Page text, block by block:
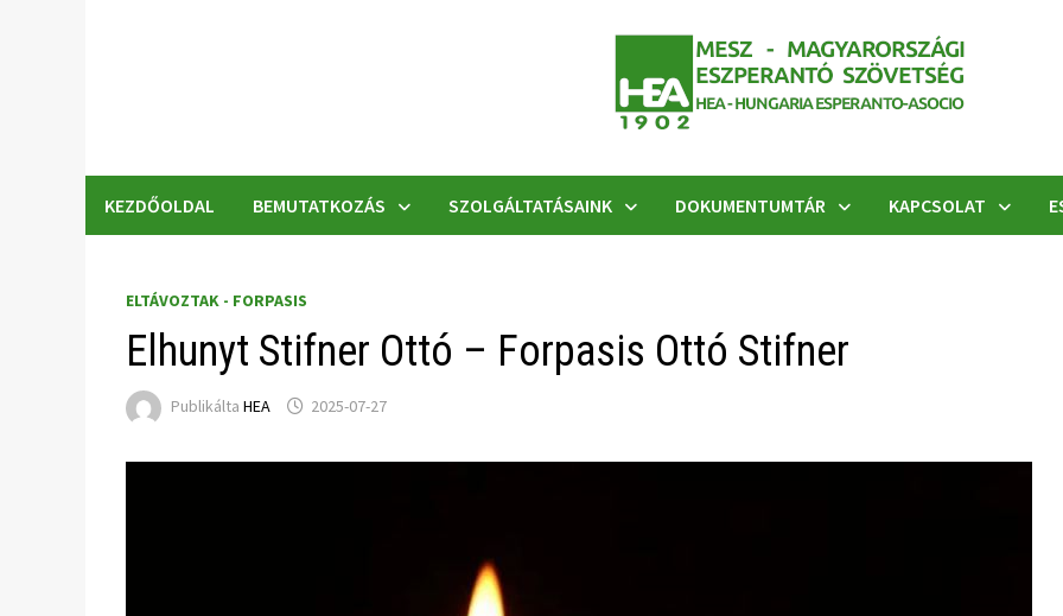
KEZDŐOLDAL BEMUTATKOZÁS SZOLGÁLTATÁSAINK DOKUMENTUMTÁR KAPCSOLAT
ELTÁVOZTAK - FORPASIS
Elhunyt Stifner Ottó – Forpasis Ottó Stifner
PublikáltaHEA 2025-07-27